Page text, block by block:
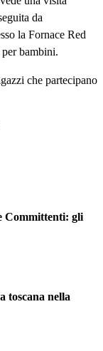
da
la Fornace Red
bambini.
che partecipano
Committenti: gli
toscana nella